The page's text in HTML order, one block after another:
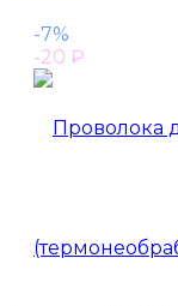
-7%
-20 ₽